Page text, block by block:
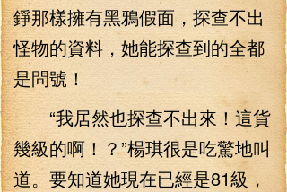
錚那樣擁有黑鴉假面，探查不出
怪物的資料，她能探查到的全都
是問號！
“我居然也探查不出來！這貨
幾級的啊！？”楊琪很是吃驚地叫
道。要知道她現在已經是81級，